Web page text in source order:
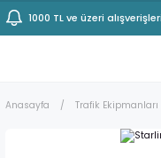
1000 TL ve üzeri
Anasayfa Trafik Ekipmanları